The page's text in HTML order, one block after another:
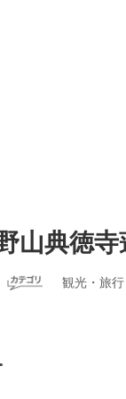
山典徳
観光・旅行